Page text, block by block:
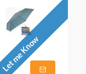
Let me Know